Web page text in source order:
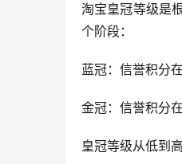
淘宝皇冠等级是
个阶段：
蓝冠：信誉积分
金冠：信誉积分
皇冠等级从低到